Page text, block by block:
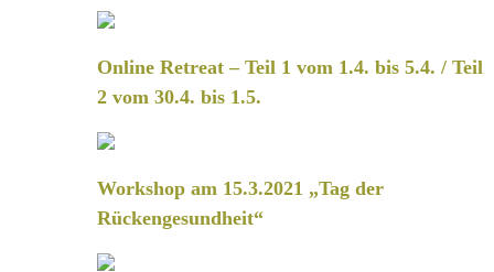
Online Retreat – Teil 1 vom 1.4. bis 5.4. / Teil
2 vom 30.4. bis 1.5.
Workshop am 15.3.2021 „Tag der
Rückengesundheit“